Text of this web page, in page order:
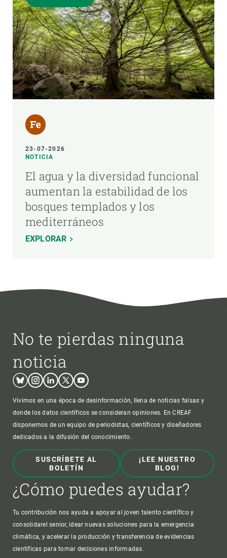
23-07-2026
NOTICIA
El agua y la diversidad funcional
aumentan la estabilidad de los
bosques templados y los
mediterráneos
EXPLORAR
No te pierdas ninguna
noticia
BlueskyInstagram
LinkedinTwitterYoutube
Vivimos en una época de desinformación, llena de noticias falsas y
donde los datos científicos se consideran opiniones. En CREAF
disponemos de un equipo de periodistas, científicos y diseñadores
dedicados a la difusión del conocimiento.
SUSCRÍBETE AL
BOLETÍN
¡LEE NUESTRO
BLOG!
¿Cómo puedes ayudar?
Tu contribución nos ayuda a apoyar al joven talento científico y
consolidarel senior, idear nuevas soluciones para la emergencia
climática, y acelerar la producción y transferencia de evidencias
científicas para tomar decisiones informadas.